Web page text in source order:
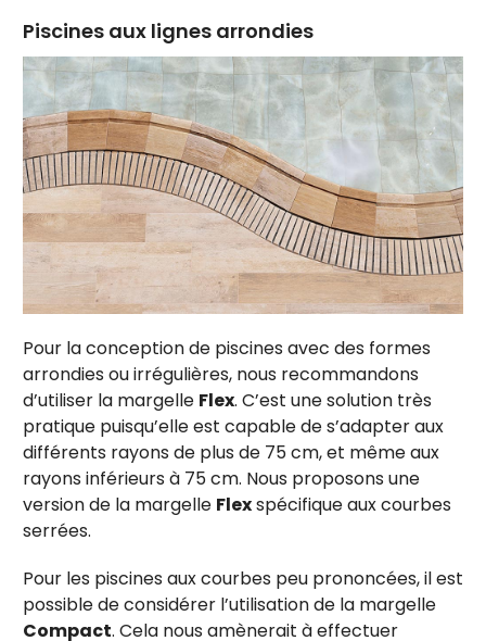
Piscines aux lignes arrondies
Pour la conception de piscines avec des formes
arrondies ou irrégulières, nous recommandons
d’utiliser la margelle Flex. C’est une solution très
pratique puisqu’elle est capable de s’adapter aux
différents rayons de plus de 75 cm, et même aux
rayons inférieurs à 75 cm. Nous proposons une
version de la margelle Flexspécifique aux courbes
serrées.
Pour les piscines aux courbes peu prononcées, il est
possible de considérer l’utilisation de la margelle
Compact. Cela nous amènerait à effectuer